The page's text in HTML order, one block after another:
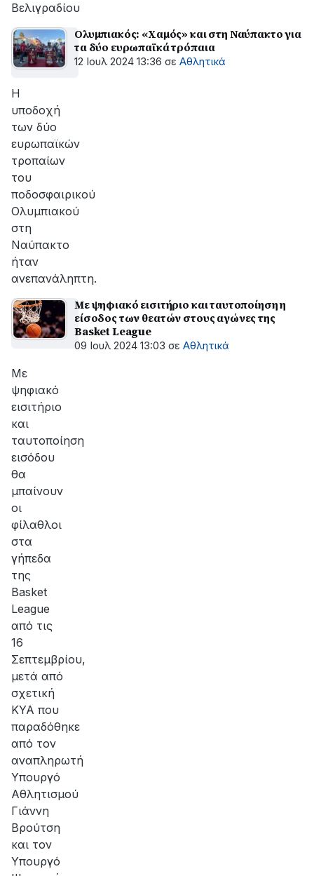
Βελιγραδίου
Ολυμπιακός: «Χαμός» και στη Ναύπακτο για
τα δύο ευρωπαϊκά τρόπαια
12 Ιουλ 2024 13:36 σε Αθλητικά
Η
υποδοχή
των δύο
ευρωπαϊκών
τροπαίων
του
ποδοσφαιρικού
Ολυμπιακού
στη
Ναύπακτο
ήταν
ανεπανάληπτη.
Με ψηφιακό εισιτήριο και ταυτοποίηση η
είσοδος των θεατών στους αγώνες της
Basket League
09 Ιουλ 2024 13:03 σε Αθλητικά
Με
ψηφιακό
εισιτήριο
και
ταυτοποίηση
εισόδου
θα
μπαίνουν
οι
φίλαθλοι
στα
γήπεδα
της
Basket
League
από τις
16
Σεπτεμβρίου,
μετά από
σχετική
ΚΥΑ που
παραδόθηκε
από τον
αναπληρωτή
Υπουργό
Αθλητισμού
Γιάννη
Βρούτση
και τον
Υπουργό